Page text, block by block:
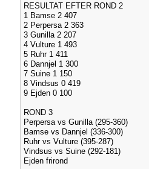
RESULTAT EFTER ROND 2
1 Bamse 2 407
2 Perpersa 2 363
3 Gunilla 2 207
4 Vulture 1 493
5 Ruhr 1 411
6 Dannjel 1 300
7 Suine 1 150
8 Vindsus 0 419
9 Ejden 0 100
ROND 3
Perpersa vs Gunilla (295-360)
Bamse vs Dannjel (336-300)
Ruhr vs Vulture (395-287)
Vindsus vs Suine (292-181)
Ejden frirond